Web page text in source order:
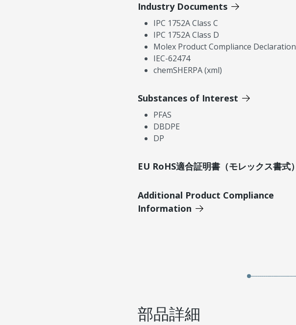
Industry Documents
IPC 1752A Class C
IPC 1752A Class D
Molex Product Compliance Declaration
IEC-62474
chemSHERPA (xml)
Substances of Interest
PFAS
DBDPE
DP
EU RoHS適合証明書（モレックス書式）
Additional Product Compliance
Information
部品詳細